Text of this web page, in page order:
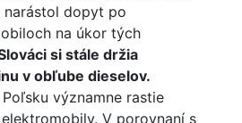
narástol dopyt po
na úkor tých
si stále držia
v obľube dieselov.
významne rastie
V porovnaní s